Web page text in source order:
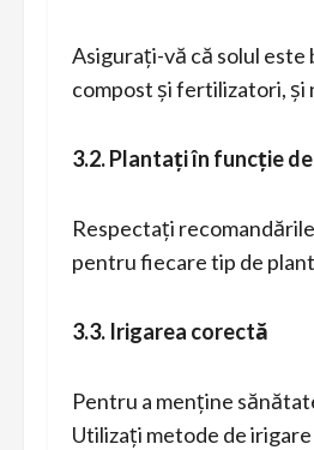
Asigurați-vă că solul
compost și fertilizatori, și
3.2. Plantați în funcție
Respectați
pentru fiecare tip de
3.3. Irigarea corectă
Pentru a menține
Utilizați metode de